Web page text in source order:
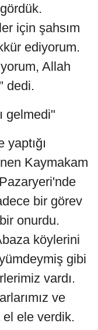
için şahsım
ediyorum.
Allah
dedi.
gelmedi"
Kaymakam
bir görev
onurdu.
köylerini
gibi
vardı.
ve
el ele verdik.